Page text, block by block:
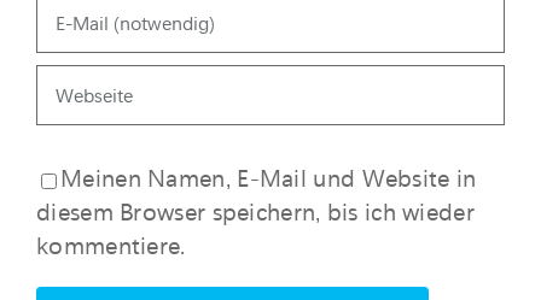
Meinen Namen, E-Mail und Website in
diesem Browser speichern, bis ich wieder
kommentiere.